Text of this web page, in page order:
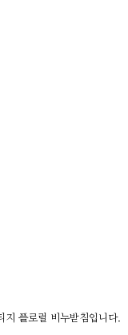
플로럴 비누받침입니다.